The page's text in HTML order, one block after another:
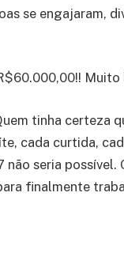
se engajaram,
Muito
tinha certeza
cada curtida,
seria possível.
finalmente